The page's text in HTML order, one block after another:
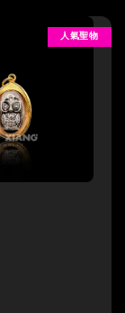
人氣聖物